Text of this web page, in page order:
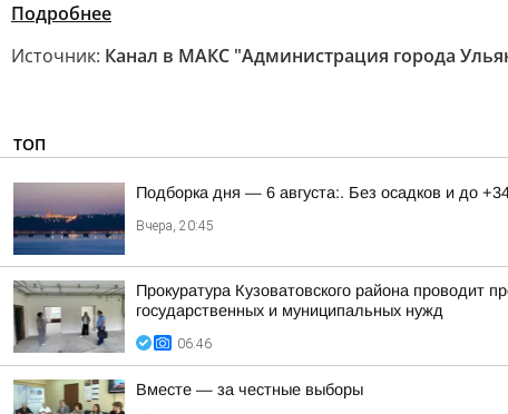
Подробнее
Источник: Канал в МАКС "Администрация города
ТОП
Подборка дня — 6 августа:. Без осадков и до
Вчера, 20:45
Прокуратура Кузоватовского района проводит
государственных и муниципальных нужд
06:46
Вместе — за честные выборы